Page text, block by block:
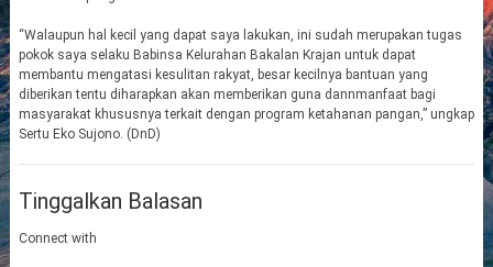
“Walaupun hal kecil yang dapat saya lakukan, ini sudah merupakan tugas
pokok saya selaku Babinsa Kelurahan Bakalan Krajan untuk dapat
membantu mengatasi kesulitan rakyat, besar kecilnya bantuan yang
diberikan tentu diharapkan akan memberikan guna dannmanfaat bagi
masyarakat khususnya terkait dengan program ketahanan pangan,” ungkap
Sertu Eko Sujono. (DnD)
Tinggalkan Balasan
Connect with